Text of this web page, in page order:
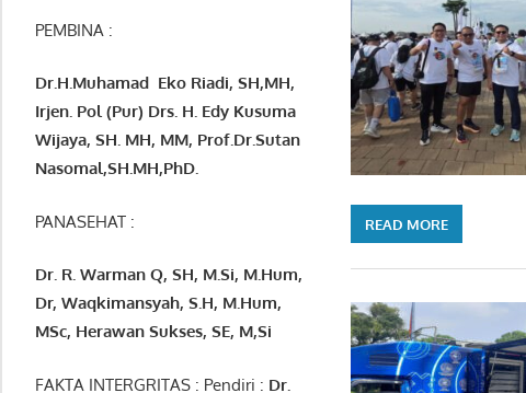
READ MORE
PEMBINA :
Dr.H.Muhamad Eko Riadi, SH,MH,
Irjen. Pol (Pur) Drs. H. Edy Kusuma
Wijaya, SH. MH, MM, Prof.Dr.Sutan
Nasomal,SH.MH,PhD.
PANASEHAT :
Dr. R. Warman Q, SH, M.Si, M.Hum,
Dr, Waqkimansyah, S.H, M.Hum,
MSc, Herawan Sukses, SE, M,Si
FAKTA INTERGRITAS : Pendiri : Dr.